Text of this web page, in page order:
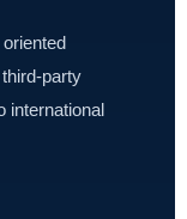
party
international